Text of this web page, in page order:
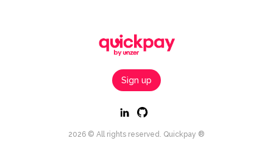
Sign up
2026 © All rights reserved. Quickpay ®